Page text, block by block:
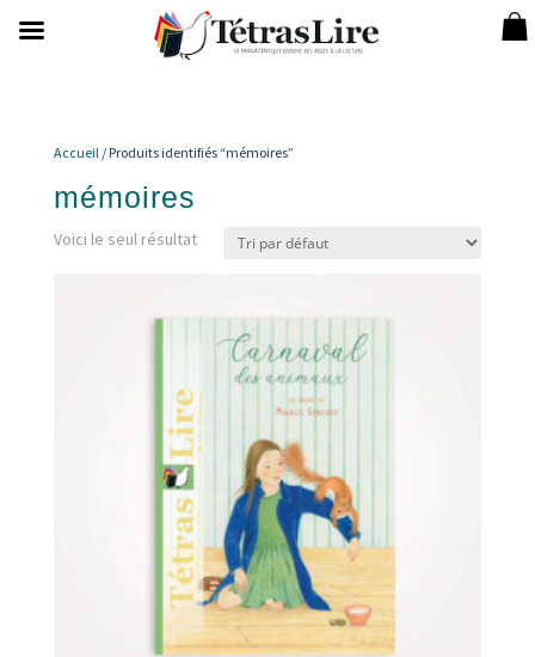
Accueil/ Produits identifiés “mémoires”
mémoires
Voici le seul résultat